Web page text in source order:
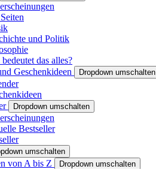
und Politik
bedeutet das alles?
Geschenkideen
Dropdown umschalten
Dropdown umschalten
Bestseller
umschalten
von A bis Z Dropdown umschalten